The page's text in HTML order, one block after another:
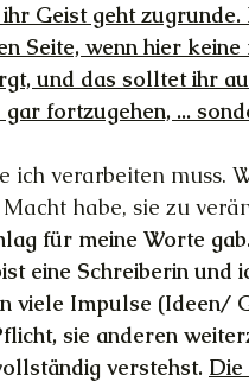
Geist geht zugrunde.
Seite, wenn hier keine
und das solltet ihr
fortzugehen, ...
ich verarbeiten muss.
habe, sie zu
für meine Worte
eine Schreiberin und
viele Impulse (Ideen/
sie anderen
verstehst. Die